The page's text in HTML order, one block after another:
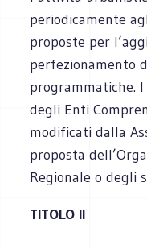
periodicamente
proposte per
perfezionamento
programmatiche.
degli Enti
modificati dalla
proposta
Regionale o degli
TITOLO II